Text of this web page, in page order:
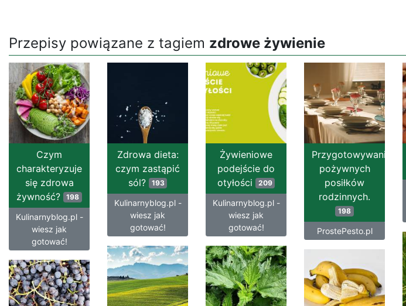
Przepisy powiązane z tagiem zdrowe żywienie
Czym
charakteryzuje
się zdrowa
żywność? 198
Kulinarnyblog.pl -
wiesz jak
gotować!
Zdrowa dieta:
czym zastąpić
sól?
193
Kulinarnyblog.pl -
wiesz jak
gotować!
Żywieniowe
podejście do
otyłości
209
Kulinarnyblog.pl -
wiesz jak
gotować!
Przygotowywanie
pożywnych
posiłków
rodzinnych.
198
ProstePesto.pl